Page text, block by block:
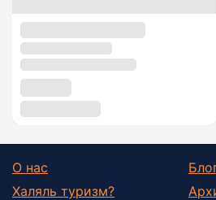
О нас
Халяль туризм?